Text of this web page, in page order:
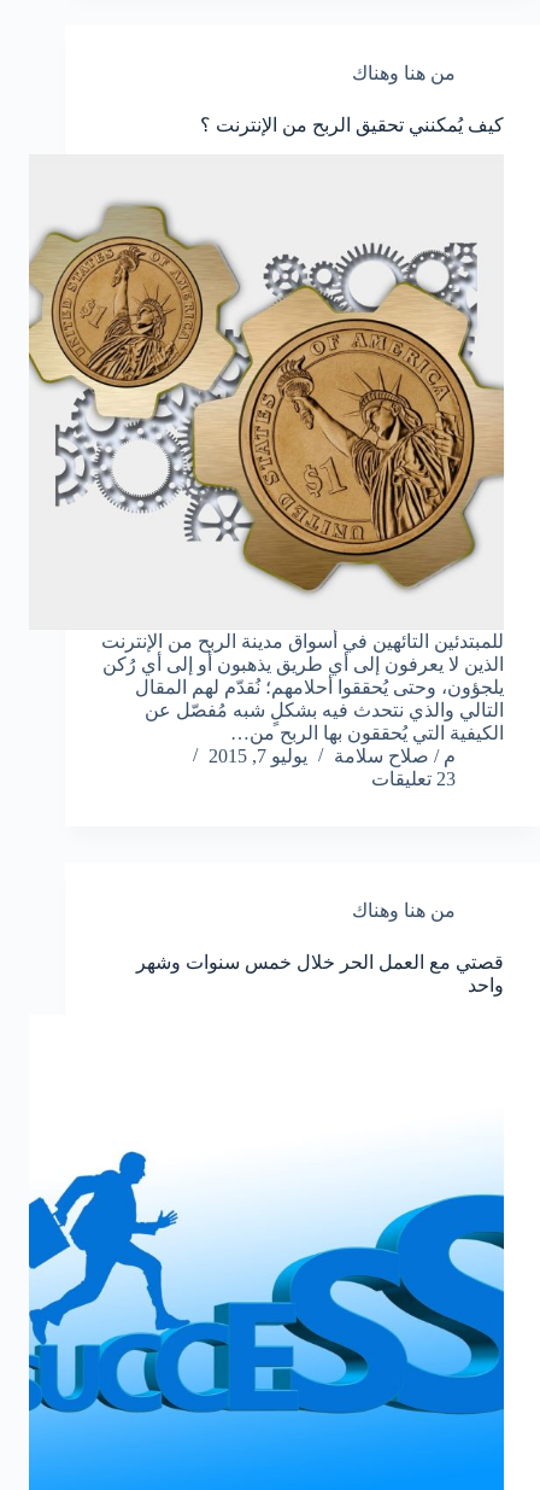
من هنا وهناك
كيف يُمكنني تحقيق الربح من الإنترنت ؟
للمبتدئين التائهين في أسواق مدينة الربح من الإنترنت
الذين لا يعرفون إلى أي طريق يذهبون أو إلى أي رُكن
يلجؤون، وحتى يُحققوا أحلامهم؛ نُقدّم لهم المقال
التالي والذي نتحدث فيه بشكلٍ شبه مُفصّل عن
الكيفية التي يُحققون بها الربح من…
م / صلاح سلامة
يوليو 7, 2015
23 تعليقات
من هنا وهناك
قصتي مع العمل الحر خلال خمس سنوات وشهر
واحد